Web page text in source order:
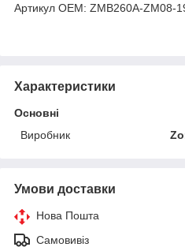
Артикул OEM: ZMB260A-ZM08-
Характеристики
Основні
Виробник
Умови доставки
Нова Пошта
Самовивіз